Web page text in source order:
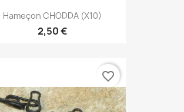
Hameçon CHODDA (X10)
2,50 €
favorite_border